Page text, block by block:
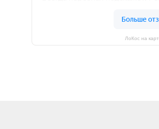
ЛоКос на